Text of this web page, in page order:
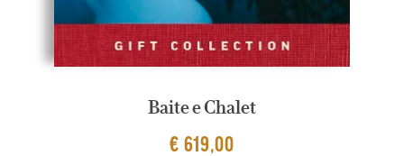
Baite e Chalet
€ 619,00